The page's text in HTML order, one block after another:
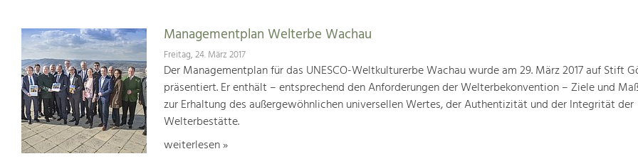
Managementplan Welterbe Wachau
Freitag, 24. März 2017
Der Managementplan für das UNESCO-Weltkulturerbe Wachau wurde am 29. März 2017 auf Stift
präsentiert. Er enthält – entsprechend den Anforderungen der Welterbekonvention – Ziele und
zur Erhaltung des außergewöhnlichen universellen Wertes, der Authentizität und der Integrität der
Welterbestätte.
weiterlesen »